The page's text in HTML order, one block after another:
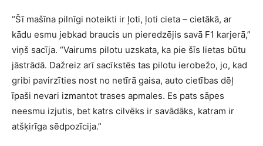
“Šī mašīna pilnīgi noteikti ir ļoti, ļoti cieta – cietākā, ar
kādu esmu jebkad braucis un pieredzējis savā F1 karjerā,”
viņš sacīja. “Vairums pilotu uzskata, ka pie šīs lietas būtu
jāstrādā. Dažreiz arī sacīkstēs tas pilotu ierobežo, jo, kad
gribi pavirzīties nost no netīrā gaisa, auto cietības dēļ
īpaši nevari izmantot trases apmales. Es pats sāpes
neesmu izjutis, bet katrs cilvēks ir savādāks, katram ir
atšķirīga sēdpozīcija.”